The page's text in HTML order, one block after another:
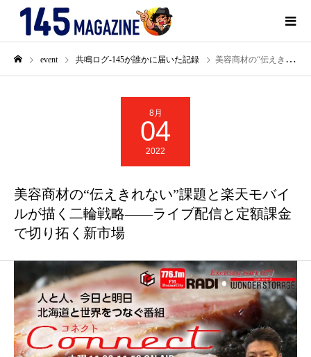
event 共鳴ログ-145が誰かに届いた記録 美容商材の“伝えきれない”課題と楽天モバイルが描く二輪戦略――ライブ配信と定額課金で切り拓く新市場
8月
04
2022
美容商材の“伝えきれない”課題と楽天モバイ
ルが描く二輪戦略――ライブ配信と定額課金
で切り拓く新市場